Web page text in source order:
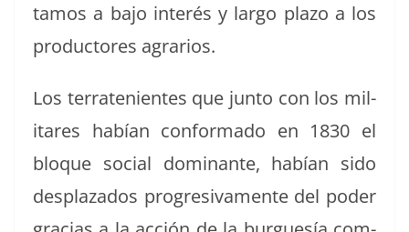
ta­mos a bajo interés y largo pla­zo a los
pro­duc­tores agrarios.
Los ter­rate­nientes que jun­to con los mil­
itares habían con­for­ma­do en 1830 el
bloque social dom­i­nante, habían sido
desplaza­dos pro­gre­si­va­mente del poder